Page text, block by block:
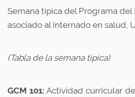
Semana típica del Programa del
asociado al internado en salud,
(Tabla de la semana típica)
GCM 101: Actividad curricular